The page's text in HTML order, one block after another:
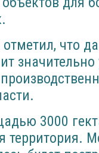
отметил, что
значительно
3000
территория.